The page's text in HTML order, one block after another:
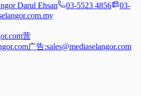
Darul Ehsan
03-5523 4856
03-
营
广告:sales@mediaselangor.com